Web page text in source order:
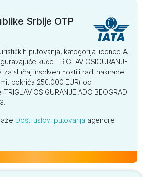
Srbije OTP
putovanja, kategorija licence A.
kuće TRIGLAV OSIGURANJE
za slučaj insolventnosti i radi naknade
pokrića 250.000 EUR) od
OSIGURANJE ADO BEOGRAD
Opšti uslovi putovanja agencije